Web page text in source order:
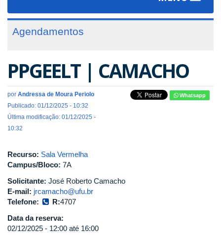
Agendamentos
PPGEELT | CAMACHO
por Andressa de Moura Periolo
Publicado: 01/12/2025 - 10:32
Última modificação: 01/12/2025 -
10:32
Whatsapp
Recurso: Sala Vermelha
Campus/Bloco: 7A
Solicitante: José Roberto Camacho
E-mail: jrcamacho@ufu.br
Telefone:
R:4707
Data da reserva:
02/12/2025 - 12:00 até 16:00